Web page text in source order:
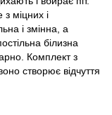
з міцних і
і змінна, а
білизна
Комплект з
створює відчуття